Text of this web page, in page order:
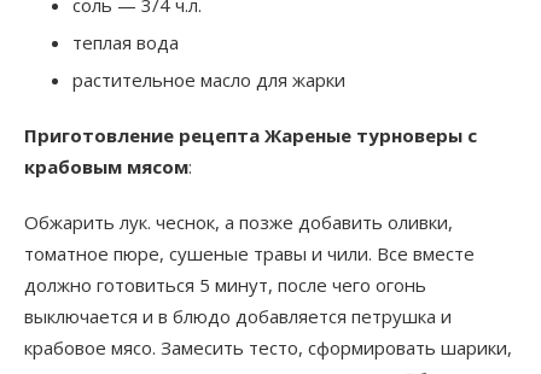
соль — 3/4 ч.л.
теплая вода
растительное масло для жарки
Приготовление рецепта Жареные турноверы с
крабовым мясом:
Обжарить лук. чеснок, а позже добавить оливки,
томатное пюре, сушеные травы и чили. Все вместе
должно готовиться 5 минут, после чего огонь
выключается и в блюдо добавляется петрушка и
крабовое мясо. Замесить тесто, сформировать шарики,